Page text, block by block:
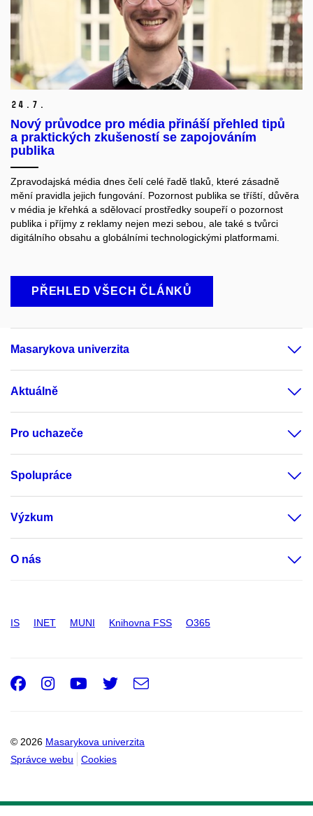
24. 7.
Nový průvodce pro média přináší přehled tipů
a praktických zkušeností se zapojováním
publika
Zpravodajská média dnes čelí celé řadě tlaků, které zásadně
mění pravidla jejich fungování. Pozornost publika se tříští, důvěra
v média je křehká a sdělovací prostředky soupeří o pozornost
publika i příjmy z reklamy nejen mezi sebou, ale také s tvůrci
digitálního obsahu a globálními technologickými platformami.
PŘEHLED VŠECH ČLÁNKŮ
Masarykova univerzita
Aktuálně
Pro uchazeče
Spolupráce
Výzkum
O nás
IS INET MUNI Knihovna FSS O365
© 2026 Masarykova univerzita
Správce webu
Cookies
Facebook
Instagram
Youtube
Twitter
e-